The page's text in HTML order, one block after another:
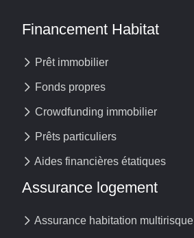
Financement Habitat
Prêt immobilier
Fonds propres
Crowdfunding immobilier
Prêts particuliers
Aides financières étatiques
Assurance logement
Assurance habitation multirisque